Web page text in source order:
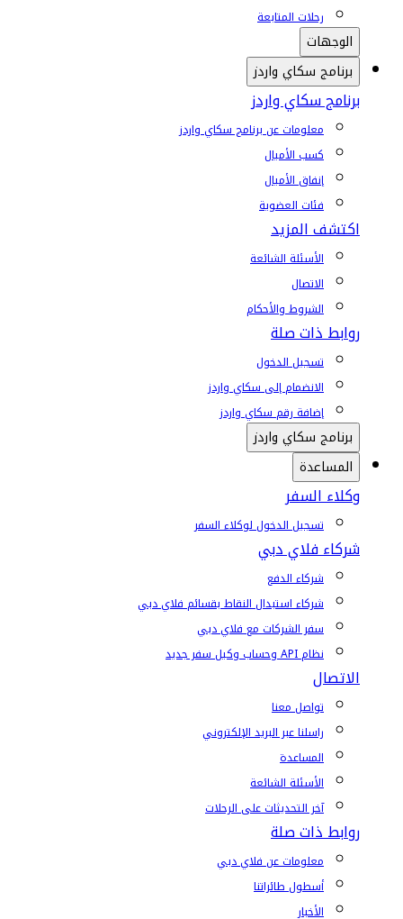
رحلات المتابعة
الوجهات
برنامج سكاي واردز
برنامج سكاي واردز
معلومات عن برنامج سكاي واردز
كسب الأميال
إنفاق الأميال
فئات العضوية
اكتشف المزيد
الأسئلة الشائعة
الاتصال
الشروط والأحكام
روابط ذات صلة
تسجيل الدخول
الانضمام إلى سكاي واردز
إضافة رقم سكاي واردز
برنامج سكاي واردز
المساعدة
وكلاء السفر
تسجيل الدخول لوكلاء السفر
شركاء فلاي دبي
شركاء الدفع
شركاء استبدال النقاط بقسائم فلاي دبي
سفر الشركات مع فلاي دبي
نظام API وحساب وكيل سفر جديد
الاتصال
تواصل معنا
راسلنا عبر البريد الإلكتروني
المساعدة
الأسئلة الشائعة
آخر التحديثات على الرحلات
روابط ذات صلة
معلومات عن فلاي دبي
أسطول طائراتنا
الأخبار